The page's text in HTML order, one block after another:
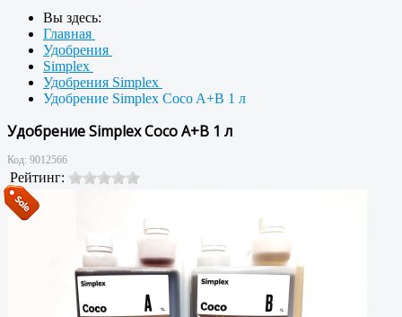
Вы здесь:
Главная
Удобрения
Simplex
Удобрения Simplex
Удобрение Simplex Coco A+B 1 л
Удобрение Simplex Coco A+B 1 л
Код: 9012566
Рейтинг: